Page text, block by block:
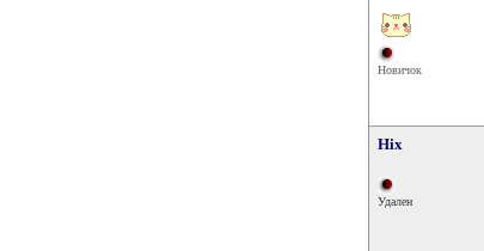
Новичок
Hix
Удален